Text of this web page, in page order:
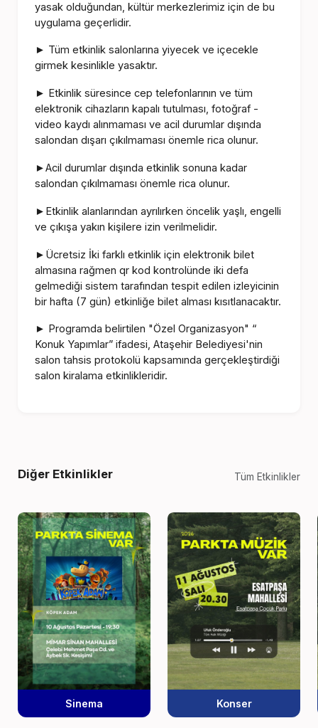
yasak olduğundan, kültür merkezlerimiz için de bu
uygulama geçerlidir.
► Tüm etkinlik salonlarına yiyecek ve içecekle
girmek kesinlikle yasaktır.
► Etkinlik süresince cep telefonlarının ve tüm
elektronik cihazların kapalı tutulması, fotoğraf -
video kaydı alınmaması ve acil durumlar dışında
salondan dışarı çıkılmaması önemle rica olunur.
►Acil durumlar dışında etkinlik sonuna kadar
salondan çıkılmaması önemle rica olunur.
► Etkinlik alanlarından ayrılırken öncelik yaşlı, engelli
ve çıkışa yakın kişilere izin verilmelidir.
► Ücretsiz İki farklı etkinlik için elektronik bilet
almasına rağmen qr kod kontrolünde iki defa
gelmediği sistem tarafından tespit edilen izleyicinin
bir hafta (7 gün) etkinliğe bilet alması kısıtlanacaktır.
►
Programda belirtilen "Özel Organizasyon" “
Konuk Yapımlar” ifadesi, Ataşehir Belediyesi'nin
salon tahsis protokolü kapsamında gerçekleştirdiği
salon kiralama etkinlikleridir.
Diğer Etkinlikler Tüm Etkinlikler
Sinema Konser